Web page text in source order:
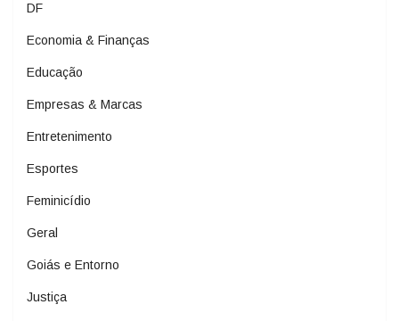
DF
Economia & Finanças
Educação
Empresas & Marcas
Entretenimento
Esportes
Feminicídio
Geral
Goiás e Entorno
Justiça